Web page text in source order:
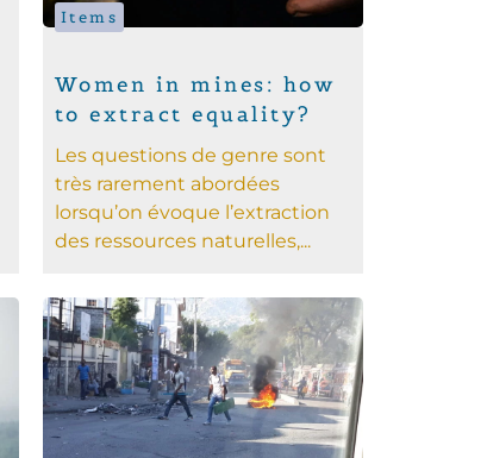
Items
Women in mines: how
to extract equality?
Les questions de genre sont
très rarement abordées
lorsqu’on évoque l’extraction
des ressources naturelles,...